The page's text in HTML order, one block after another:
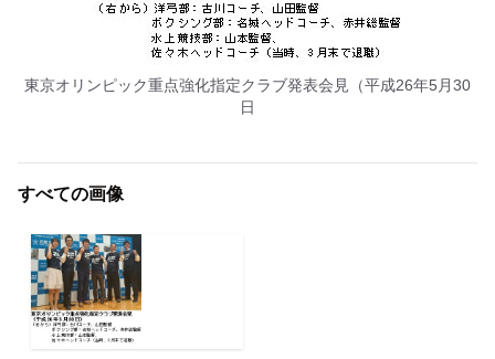
東京オリンピック重点強化指定クラブ発表会見（平成26年5月30
日
すべての画像